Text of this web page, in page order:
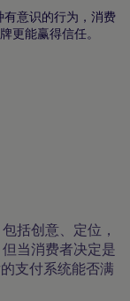
有意识的行为，消费
更能赢得信任。
括创意、定位，
当消费者决定是
支付系统能否满